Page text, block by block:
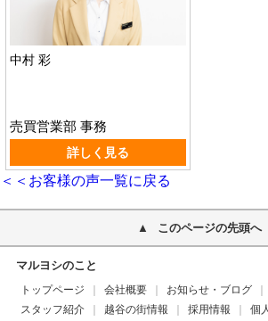
中村 彩
売買営業部 事務
詳しく見る
＜＜お客様の声一覧に戻る
このページの先頭へ
マルヨシのこと
トップページ 会社概要 お知らせ・ブログ
スタッフ紹介
越谷の街情報 採用情報
個